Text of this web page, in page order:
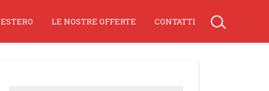
ESTERO LE NOSTRE OFFERTE CONTATTI